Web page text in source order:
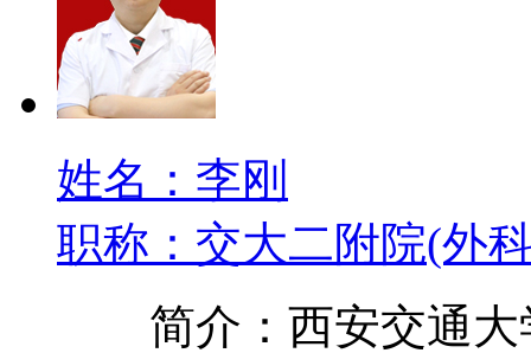
姓名：李刚
职称：交大二附院(外
简介：西安交通大